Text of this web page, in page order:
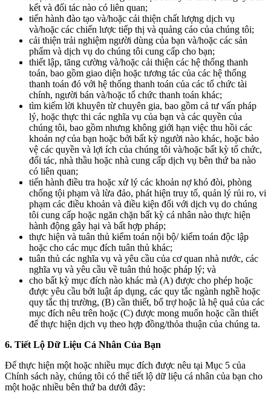
kết và đối tác nào có liên quan;
tiến hành đào tạo và/hoặc cải thiện chất lượng dịch vụ
và/hoặc các chiến lược tiếp thị và quảng cáo của chúng tôi;
cải thiện trải nghiệm người dùng của bạn và/hoặc các sản
phẩm và dịch vụ do chúng tôi cung cấp cho bạn;
thiết lập, tăng cường và/hoặc cải thiện các hệ thống thanh
toán, bao gồm giao diện hoặc tương tác của các hệ thống
thanh toán đó với hệ thống thanh toán của các tổ chức tài
chính, người bán và/hoặc tổ chức thanh toán khác;
tìm kiếm lời khuyên từ chuyên gia, bao gồm cả tư vấn pháp
lý, hoặc thực thi các nghĩa vụ của bạn và các quyền của
chúng tôi, bao gồm nhưng không giới hạn việc thu hồi các
khoản nợ của bạn hoặc bởi bất kỳ người nào khác, hoặc bảo
vệ các quyền và lợi ích của chúng tôi và/hoặc bất kỳ tổ chức,
đối tác, nhà thầu hoặc nhà cung cấp dịch vụ bên thứ ba nào
có liên quan;
tiến hành điều tra hoặc xử lý các khoản nợ khó đòi, phòng
chống tội phạm và lừa đảo, phát hiện truy tố, quản lý rủi ro, vi
phạm các điều khoản và điều kiện đối với dịch vụ do chúng
tôi cung cấp hoặc ngăn chặn bất kỳ cá nhân nào thực hiện
hành động gây hại và bất hợp pháp;
thực hiện và tuân thủ kiểm toán nội bộ/ kiểm toán độc lập
hoặc cho các mục đích tuân thủ khác;
tuân thủ các nghĩa vụ và yêu cầu của cơ quan nhà nước, các
nghĩa vụ và yêu cầu về tuân thủ hoặc pháp lý; và
cho bất kỳ mục đích nào khác mà (A) được cho phép hoặc
được yêu cầu bởi luật áp dụng, các quy tắc ngành nghề hoặc
quy tắc thị trường, (B) cần thiết, bổ trợ hoặc là hệ quả của các
mục đích nêu trên hoặc (C) được mong muốn hoặc cần thiết
để thực hiện dịch vụ theo hợp đồng/thỏa thuận của chúng ta.
6. Tiết Lộ Dữ Liệu Cá Nhân Của Bạn
Để thực hiện một hoặc nhiều mục đích được nêu tại Mục 5 của
Chính sách này, chúng tôi có thể tiết lộ dữ liệu cá nhân của bạn cho
một hoặc nhiều bên thứ ba dưới đây: